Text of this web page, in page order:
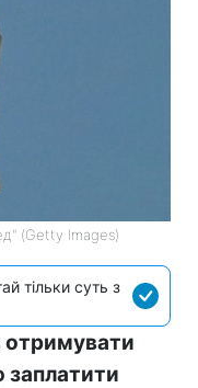
(Getty Images)
тільки суть з
отримувати
заплатити